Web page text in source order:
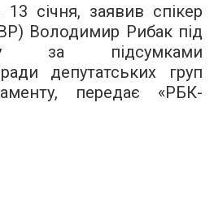
січня, заявив спікер
Володимир Рибак під
за підсумками
депутатських груп
передає «РБК-